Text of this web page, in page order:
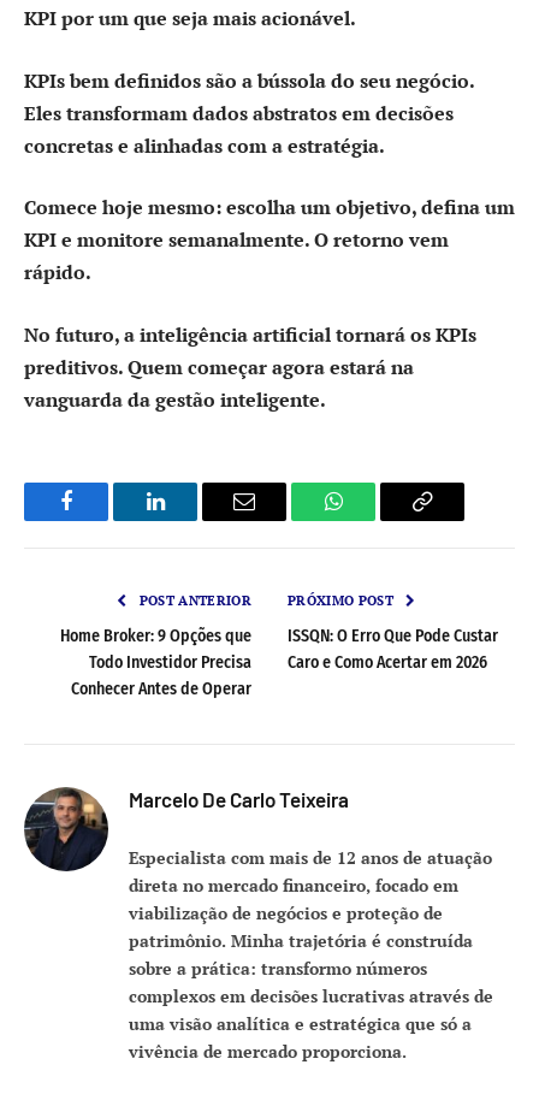
KPI por um que seja mais acionável.
KPIs bem definidos são a bússola do seu negócio.
Eles transformam dados abstratos em decisões
concretas e alinhadas com a estratégia.
Comece hoje mesmo: escolha um objetivo, defina um
KPI e monitore semanalmente. O retorno vem
rápido.
No futuro, a inteligência artificial tornará os KPIs
preditivos. Quem começar agora estará na
vanguarda da gestão inteligente.
Facebook LinkedIn Email WhatsAppCopy
POST ANTERIOR
Home Broker: 9 Opções que
Todo Investidor Precisa
Conhecer Antes de Operar
PRÓXIMO POST
ISSQN: O Erro Que Pode Custar
Caro e Como Acertar em 2026
Marcelo De Carlo Teixeira
Especialista com mais de 12 anos de atuação
direta no mercado financeiro, focado em
viabilização de negócios e proteção de
patrimônio. Minha trajetória é construída
sobre a prática: transformo números
complexos em decisões lucrativas através de
uma visão analítica e estratégica que só a
vivência de mercado proporciona.